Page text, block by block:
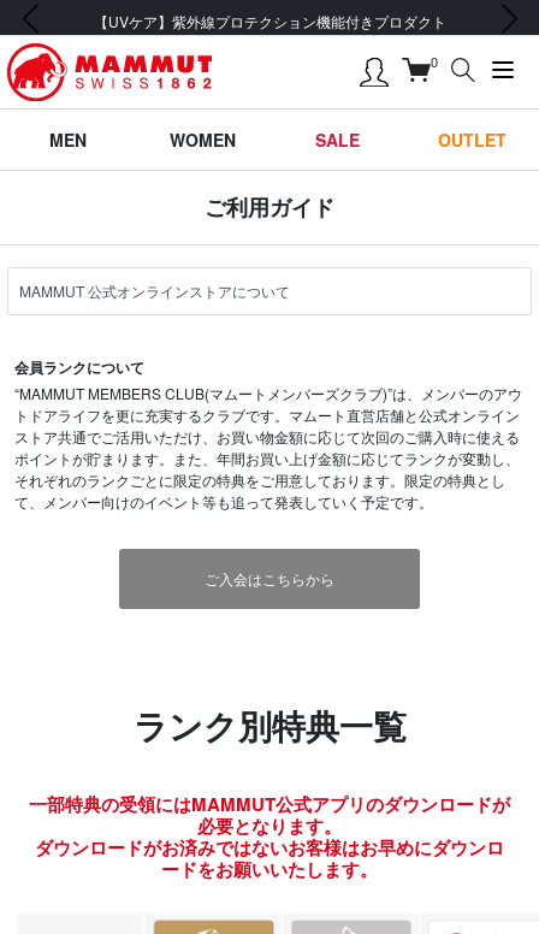
【UVケア】紫外線プロテクション機能付きプロダクト
前の画像 次の画像
0
MEN WOMEN SALE OUTLET
ご利用ガイド
会員ランクについて
“MAMMUT MEMBERS CLUB(マムートメンバーズクラブ)”は、メンバーのアウ
トドアライフを更に充実するクラブです。マムート直営店舗と公式オンライン
ストア共通でご活用いただけ、お買い物金額に応じて次回のご購入時に使える
ポイントが貯まります。また、年間お買い上げ金額に応じてランクが変動し、
それぞれのランクごとに限定の特典をご用意しております。限定の特典とし
て、メンバー向けのイベント等も追って発表していく予定です。
ご入会はこちらから
ランク別特典一覧
一部特典の受領にはMAMMUT公式アプリのダウンロードが
必要となります。
ダウンロードがお済みではないお客様はお早めにダウンロ
ードをお願いいたします。